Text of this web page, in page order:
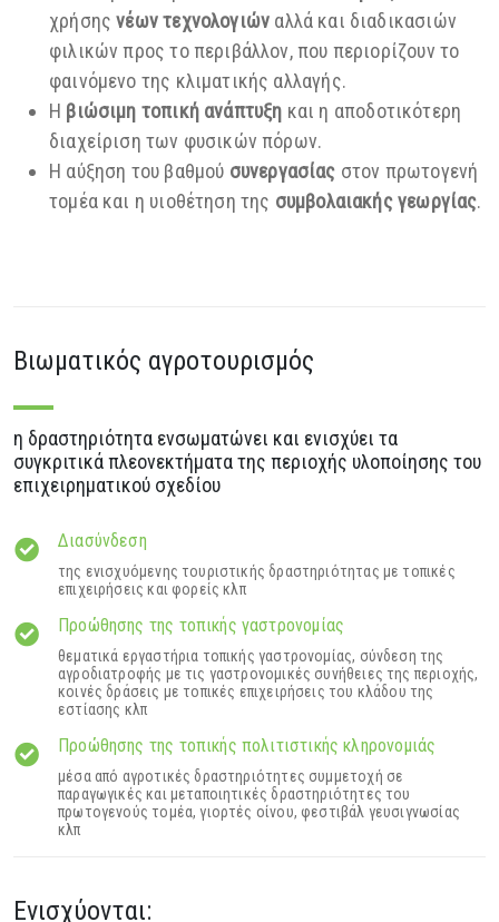
χρήσηςνέων τεχνολογιών αλλά και διαδικασιών
φιλικών προς το περιβάλλον, που περιορίζουν το
φαινόμενο της κλιματικής αλλαγής.
Η βιώσιμη τοπική ανάπτυξη και η αποδοτικότερη
διαχείριση των φυσικών πόρων.
Η αύξηση του βαθμού συνεργασίας στον πρωτογενή
τομέα και η υιοθέτηση της συμβολαιακής γεωργίας.
Βιωματικός αγροτουρισμός
η δραστηριότητα ενσωματώνει και ενισχύει τα
συγκριτικά πλεονεκτήματα της περιοχής υλοποίησης του
επιχειρηματικού σχεδίου
Διασύνδεση
της ενισχυόμενης τουριστικής δραστηριότητας με τοπικές
επιχειρήσεις και φορείς κλπ
Προώθησης της τοπικής γαστρονομίας
θεματικά εργαστήρια τοπικής γαστρονομίας, σύνδεση της
αγροδιατροφής με τις γαστρονομικές συνήθειες της περιοχής,
κοινές δράσεις με τοπικές επιχειρήσεις του κλάδου της
εστίασης κλπ
Προώθησης της τοπικής πολιτιστικής κληρονομιάς
μέσα από αγροτικές δραστηριότητες συμμετοχή σε
παραγωγικές και μεταποιητικές δραστηριότητες του
πρωτογενούς τομέα, γιορτές οίνου, φεστιβάλ γευσιγνωσίας
κλπ
Ενισχύονται: